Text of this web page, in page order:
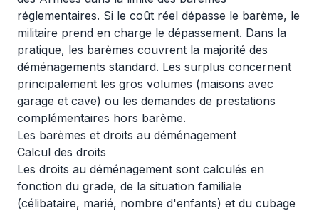
réglementaires. Si le coût réel dépasse le barème, le
militaire prend en charge le dépassement. Dans la
pratique, les barèmes couvrent la majorité des
déménagements standard. Les surplus concernent
principalement les gros volumes (maisons avec
garage et cave) ou les demandes de prestations
complémentaires hors barème.
Les barèmes et droits au déménagement
Calcul des droits
Les droits au déménagement sont calculés en
fonction du grade, de la situation familiale
(célibataire, marié, nombre d'enfants) et du cubage